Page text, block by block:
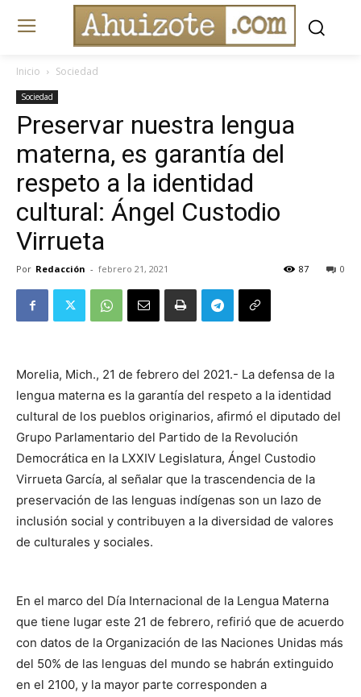
Inicio Sociedad
Sociedad
Preservar nuestra lengua
materna, es garantía del
respeto a la identidad
cultural: Ángel Custodio
Virrueta
Por Redacción - febrero 21, 2021 0
87
Morelia, Mich., 21 de febrero del 2021.- La defensa de la
lengua materna es la garantía del respeto a la identidad
cultural de los pueblos originarios, afirmó el diputado del
Grupo Parlamentario del Partido de la Revolución
Democrática en la LXXIV Legislatura, Ángel Custodio
Virrueta García, al señalar que la trascendencia de la
preservación de las lenguas indígenas son un lazo de
inclusión social y contribuyen a la diversidad de valores
de culturales y sociales.
En el marco del Día Internacional de la Lengua Materna
que tiene lugar este 21 de febrero, refirió que de acuerdo
con datos de la Organización de las Naciones Unidas más
del 50% de las lenguas del mundo se habrán extinguido
en el 2100, y la mayor parte corresponden a